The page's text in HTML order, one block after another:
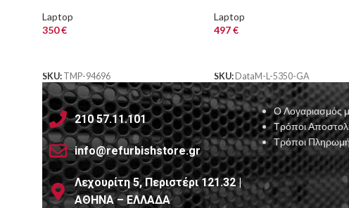
Battery/10P Grade
Laptop
350€
SKU: TMP-94696
Graphics, χωρίς πληκτρολόγιο,
FreeDOS
Laptop
497€
SKU: DataM-L-5350-GA
210 57.11.101
info@refurbishstore.gr
Λεχουρίτη 5, Περιστέρι 121.32 |
ΑΘΗΝΑ – ΕΛΛΑΔΑ
Ο Λογαριασμός
Τρόποι
Τρόποι